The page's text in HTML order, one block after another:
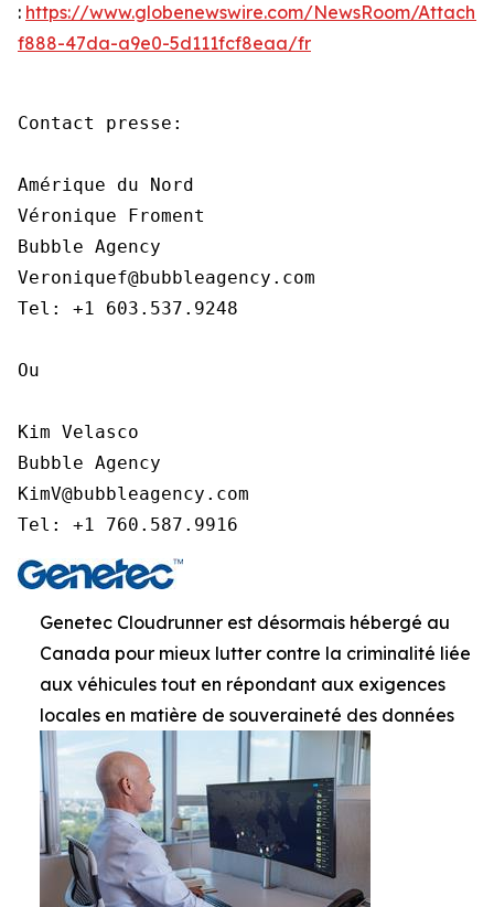
: https://www.globenewswire.com/NewsRoom/
f888-47da-a9e0-5d111fcf8eaa/fr
Contact presse:
Amérique du Nord
Véronique Froment
Bubble Agency
Veroniquef@bubbleagency.com
Tel: +1 603.537.9248
Ou
Kim Velasco
Bubble Agency
KimV@bubbleagency.com
Tel: +1 760.587.9916
Genetec Cloudrunner est désormais hébergé au
Canada pour mieux lutter contre la criminalité liée
aux véhicules tout en répondant aux exigences
locales en matière de souveraineté des données